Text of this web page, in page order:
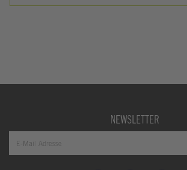
NEWSLETTER